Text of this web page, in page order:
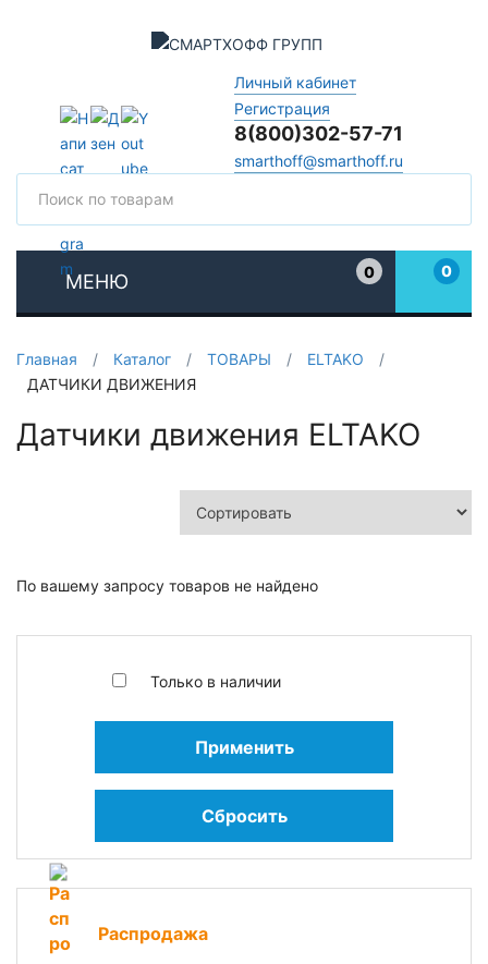
Личный кабинет
Регистрация
8(800)302-57-71
smarthoff@smarthoff.ru
МЕНЮ
0
0
Главная / Каталог / ТОВАРЫ / ELTAKO
/
ДАТЧИКИ ДВИЖЕНИЯ
Только в наличии
Применить
Сбросить
Распродажа
Датчики движения ELTAKO
По вашему запросу товаров не найдено